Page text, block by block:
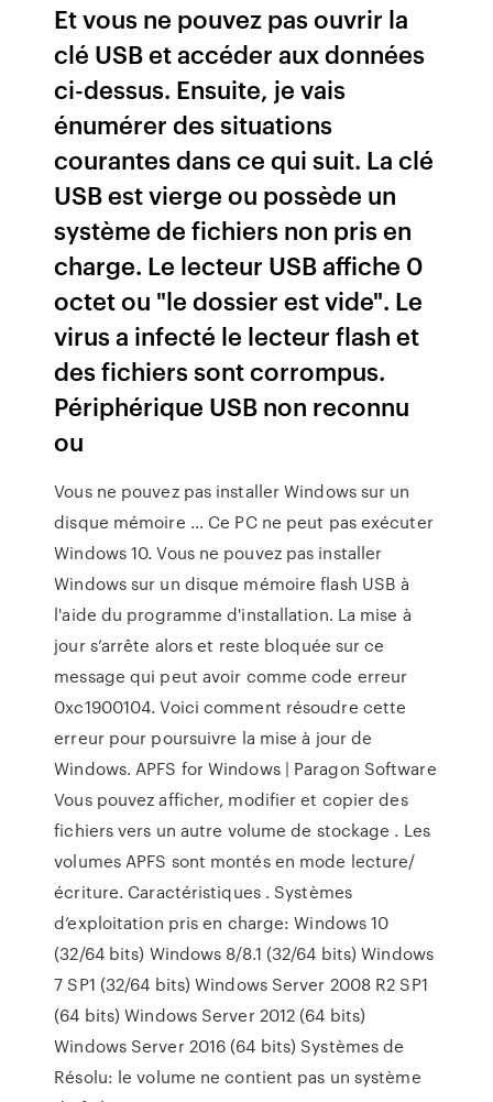
Et vous ne pouvez pas ouvrir la
clé USB et accéder aux données
ci-dessus. Ensuite, je vais
énumérer des situations
courantes dans ce qui suit. La clé
USB est vierge ou possède un
système de fichiers non pris en
charge. Le lecteur USB affiche 0
octet ou "le dossier est vide". Le
virus a infecté le lecteur flash et
des fichiers sont corrompus.
Périphérique USB non reconnu
ou
Vous ne pouvez pas installer Windows sur un
disque mémoire ... Ce PC ne peut pas exécuter
Windows 10. Vous ne pouvez pas installer
Windows sur un disque mémoire flash USB à
l'aide du programme d'installation. La mise à
jour s’arrête alors et reste bloquée sur ce
message qui peut avoir comme code erreur
0xc1900104. Voici comment résoudre cette
erreur pour poursuivre la mise à jour de
Windows. APFS for Windows | Paragon Software
Vous pouvez afficher, modifier et copier des
fichiers vers un autre volume de stockage . Les
volumes APFS sont montés en mode lecture/
écriture. Caractéristiques . Systèmes
d’exploitation pris en charge: Windows 10
(32/64 bits) Windows 8/8.1 (32/64 bits) Windows
7 SP1 (32/64 bits) Windows Server 2008 R2 SP1
(64 bits) Windows Server 2012 (64 bits)
Windows Server 2016 (64 bits) Systèmes de
Résolu: le volume ne contient pas un système